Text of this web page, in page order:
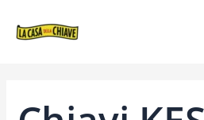
ARTICOLI